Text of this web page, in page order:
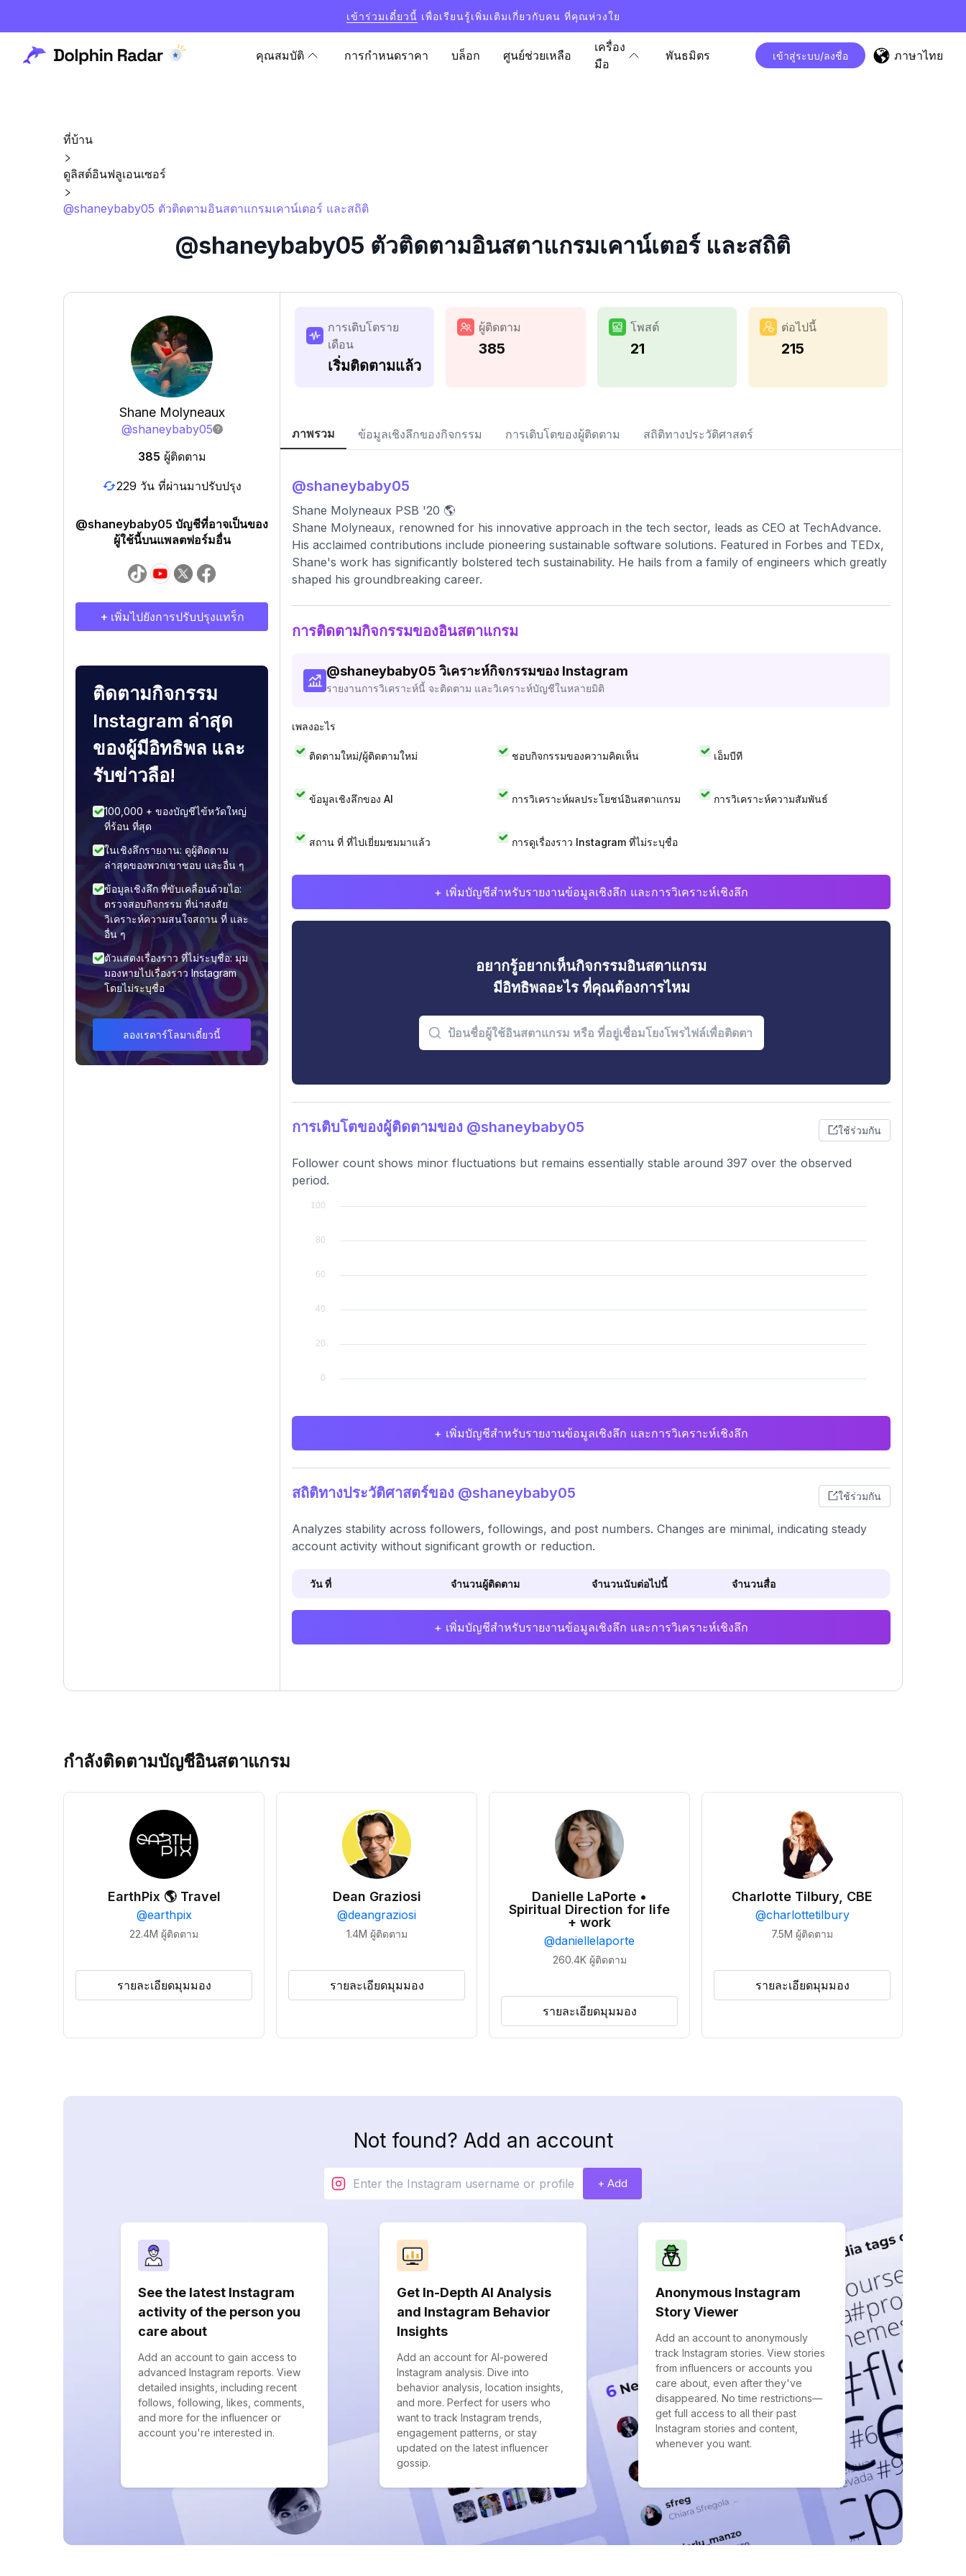
เข้าร่วมเดี๋ยวนี้ เพื่อเรียนรู้เพิ่มเติมเกี่ยวกับคน ที่คุณห่วงใย
คุณสมบัติ การกำหนดราคา บล็อก ศูนย์ช่วยเหลือ
เครื่อง
มือ
พันธมิตร เข้าสู่ระบบ/ลงชื่อ ภาษาไทย
ที่บ้าน
ดูลิสต์อินฟลูเอนเซอร์
@shaneybaby05 ตัวติดตามอินสตาแกรมเคาน์เตอร์ และสถิติ
@shaneybaby05 ตัวติดตามอินสตาแกรมเคาน์เตอร์ และสถิติ
Shane Molyneaux
@shaneybaby05
385 ผู้ติดตาม
229 วัน ที่ผ่านมาปรับปรุง
@shaneybaby05 บัญชีที่อาจเป็นของ
ผู้ใช้นี้บนแพลตฟอร์มอื่น
+ เพิ่มไปยังการปรับปรุงแทร็ก
ติดตามกิจกรรม
Instagram ล่าสุด
ของผู้มีอิทธิพล และ
รับข่าวลือ!
100,000 + ของบัญชีไข้หวัดใหญ่
ที่ร้อน ที่สุด
ในเชิงลึกรายงาน: ดูผู้ติดตาม
ล่าสุดของพวกเขาชอบ และอื่น ๆ
ข้อมูลเชิงลึก ที่ขับเคลื่อนด้วยไอ:
ตรวจสอบกิจกรรม ที่น่าสงสัย
วิเคราะห์ความสนใจสถาน ที่ และ
อื่น ๆ
ตัวแสดงเรื่องราว ที่ไม่ระบุชื่อ: มุม
มองหายไปเรื่องราว Instagram
โดยไม่ระบุชื่อ
ลองเรดาร์โลมาเดี๋ยวนี้
การเติบโตราย
เดือน
เริ่มติดตามแล้ว
ผู้ติดตาม
385
โพสต์
21
ต่อไปนี้
215
ภาพรวม ข้อมูลเชิงลึกของกิจกรรม การเติบโตของผู้ติดตาม สถิติทางประวัติศาสตร์
@shaneybaby05
Shane Molyneaux PSB '20 🌎
Shane Molyneaux, renowned for his innovative approach in the tech sector, leads as CEO at TechAdvance.
His acclaimed contributions include pioneering sustainable software solutions. Featured in Forbes and TEDx,
Shane's work has significantly bolstered tech sustainability. He hails from a family of engineers which greatly
shaped his groundbreaking career.
การติดตามกิจกรรมของอินสตาแกรม
@shaneybaby05 วิเคราะห์กิจกรรมของ Instagram
รายงานการวิเคราะห์นี้ จะติดตาม และวิเคราะห์บัญชีในหลายมิติ
เพลงอะไร
ติดตามใหม่/ผู้ติดตามใหม่ ชอบกิจกรรมของความคิดเห็น เอ็มบีที
ข้อมูลเชิงลึกของ AI การวิเคราะห์ผลประโยชน์อินสตาแกรม การวิเคราะห์ความสัมพันธ์
สถาน ที่ ที่ไปเยี่ยมชมมาแล้ว การดูเรื่องราว Instagram ที่ไม่ระบุชื่อ
+ เพิ่มบัญชีสำหรับรายงานข้อมูลเชิงลึก และการวิเคราะห์เชิงลึก
อยากรู้อยากเห็นกิจกรรมอินสตาแกรม
มีอิทธิพลอะไร ที่คุณต้องการไหม
การเติบโตของผู้ติดตามของ @shaneybaby05 ใช้ร่วมกัน
Follower count shows minor fluctuations but remains essentially stable around 397 over the observed
period.
+ เพิ่มบัญชีสำหรับรายงานข้อมูลเชิงลึก และการวิเคราะห์เชิงลึก
สถิติทางประวัติศาสตร์ของ @shaneybaby05 ใช้ร่วมกัน
Analyzes stability across followers, followings, and post numbers. Changes are minimal, indicating steady
account activity without significant growth or reduction.
วัน ที่ จำนวนผู้ติดตาม จำนวนนับต่อไปนี้ จำนวนสื่อ
+ เพิ่มบัญชีสำหรับรายงานข้อมูลเชิงลึก และการวิเคราะห์เชิงลึก
กำลังติดตามบัญชีอินสตาแกรม
EarthPix 🌎 Travel
@earthpix
22.4M ผู้ติดตาม
รายละเอียดมุมมอง
Dean Graziosi
@deangraziosi
1.4M ผู้ติดตาม
รายละเอียดมุมมอง
Danielle LaPorte •
Spiritual Direction for life
+ work
@daniellelaporte
260.4K ผู้ติดตาม
รายละเอียดมุมมอง
Charlotte Tilbury, CBE
@charlottetilbury
7.5M ผู้ติดตาม
รายละเอียดมุมมอง
Not found? Add an account
+ Add
See the latest Instagram
activity of the person you
care about
Add an account to gain access to
advanced Instagram reports. View
detailed insights, including recent
follows, following, likes, comments,
and more for the influencer or
account you're interested in.
Get In-Depth AI Analysis
and Instagram Behavior
Insights
Add an account for AI-powered
Instagram analysis. Dive into
behavior analysis, location insights,
and more. Perfect for users who
want to track Instagram trends,
engagement patterns, or stay
updated on the latest influencer
gossip.
Anonymous Instagram
Story Viewer
Add an account to anonymously
track Instagram stories. View stories
from influencers or accounts you
care about, even after they've
disappeared. No time restrictions—
get full access to all their past
Instagram stories and content,
whenever you want.